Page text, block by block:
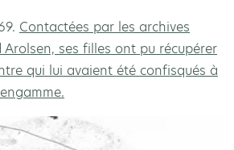
Contactées par les archives
ses filles ont pu récupérer
qui lui avaient été confisqués à